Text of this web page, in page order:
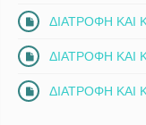
ΔΙΑΤΡΟΦΗ ΚΑΙ
ΔΙΑΤΡΟΦΗ ΚΑΙ
ΔΙΑΤΡΟΦΗ ΚΑΙ